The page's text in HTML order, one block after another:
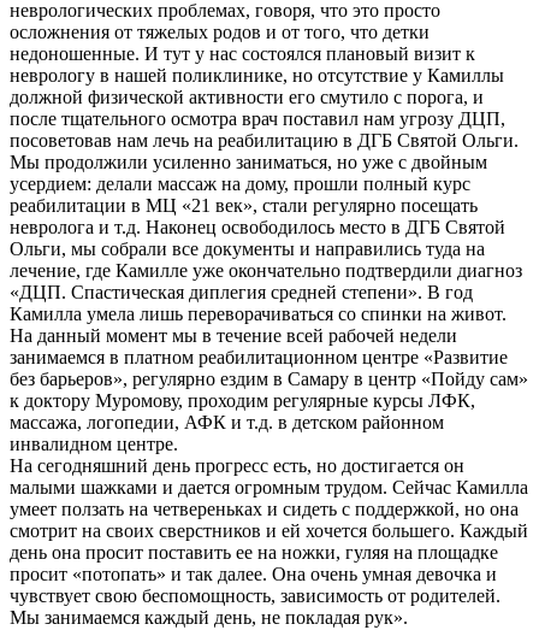
неврологических проблемах, говоря, что это просто
осложнения от тяжелых родов и от того, что детки
недоношенные. И тут у нас состоялся плановый визит к
неврологу в нашей поликлинике, но отсутствие у Камиллы
должной физической активности его смутило с порога, и
после тщательного осмотра врач поставил нам угрозу ДЦП,
посоветовав нам лечь на реабилитацию в ДГБ Святой Ольги.
Мы продолжили усиленно заниматься, но уже с двойным
усердием: делали массаж на дому, прошли полный курс
реабилитации в МЦ «21 век», стали регулярно посещать
невролога и т.д. Наконец освободилось место в ДГБ Святой
Ольги, мы собрали все документы и направились туда на
лечение, где Камилле уже окончательно подтвердили диагноз
«ДЦП. Спастическая диплегия средней степени». В год
Камилла умела лишь переворачиваться со спинки на живот.
На данный момент мы в течение всей рабочей недели
занимаемся в платном реабилитационном центре «Развитие
без барьеров», регулярно ездим в Самару в центр «Пойду сам»
к доктору Муромову, проходим регулярные курсы ЛФК,
массажа, логопедии, АФК и т.д. в детском районном
инвалидном центре.
На сегодняшний день прогресс есть, но достигается он
малыми шажками и дается огромным трудом. Сейчас Камилла
умеет ползать на четвереньках и сидеть с поддержкой, но она
смотрит на своих сверстников и ей хочется большего. Каждый
день она просит поставить ее на ножки, гуляя на площадке
просит «потопать» и так далее. Она очень умная девочка и
чувствует свою беспомощность, зависимость от родителей.
Мы занимаемся каждый день, не покладая рук».